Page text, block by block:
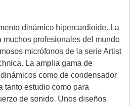
dinámico hipercardioide. La
muchos profesionales del mundo
micrófonos de la serie Artist
La amplia gama de
como de condensador
tanto estudio como para
de sonido. Unos diseños